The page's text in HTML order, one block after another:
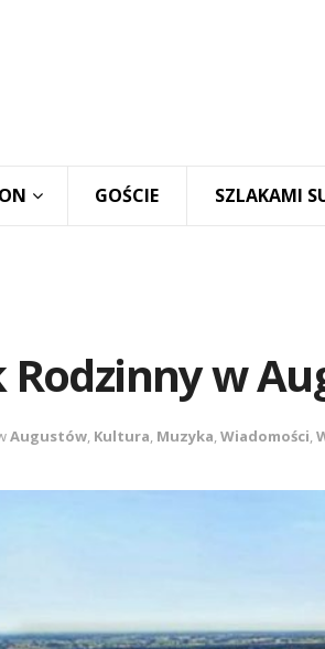
GOŚCIE SZLAKAMI
w
Augustów, Kultura, Muzyka,Wiadomości,